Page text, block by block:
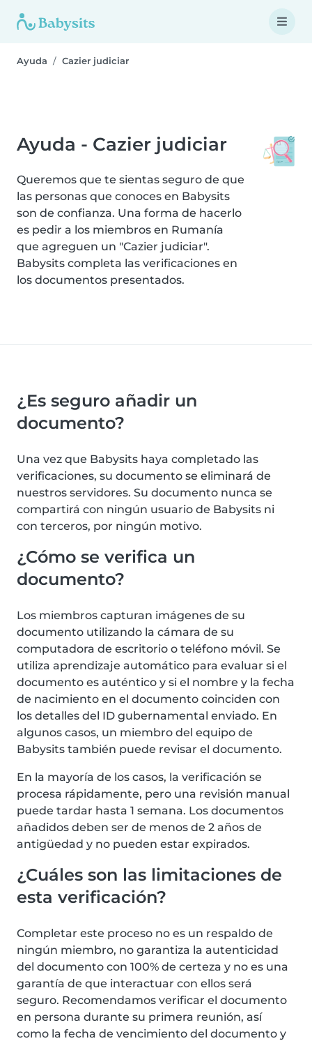
Ayuda Cazier judiciar
Ayuda - Cazier judiciar
Queremos que te sientas seguro de que
las personas que conoces en Babysits
son de confianza. Una forma de hacerlo
es pedir a los miembros en Rumanía
que agreguen un "Cazier judiciar".
Babysits completa las verificaciones en
los documentos presentados.
¿Es seguro añadir un
documento?
Una vez que Babysits haya completado las
verificaciones, su documento se eliminará de
nuestros servidores. Su documento nunca se
compartirá con ningún usuario de Babysits ni
con terceros, por ningún motivo.
¿Cómo se verifica un
documento?
Los miembros capturan imágenes de su
documento utilizando la cámara de su
computadora de escritorio o teléfono móvil. Se
utiliza aprendizaje automático para evaluar si el
documento es auténtico y si el nombre y la fecha
de nacimiento en el documento coinciden con
los detalles del ID gubernamental enviado. En
algunos casos, un miembro del equipo de
Babysits también puede revisar el documento.
En la mayoría de los casos, la verificación se
procesa rápidamente, pero una revisión manual
puede tardar hasta 1 semana. Los documentos
añadidos deben ser de menos de 2 años de
antigüedad y no pueden estar expirados.
¿Cuáles son las limitaciones de
esta verificación?
Completar este proceso no es un respaldo de
ningún miembro, no garantiza la autenticidad
del documento con 100% de certeza y no es una
garantía de que interactuar con ellos será
seguro. Recomendamos verificar el documento
en persona durante su primera reunión, así
como la fecha de vencimiento del documento y